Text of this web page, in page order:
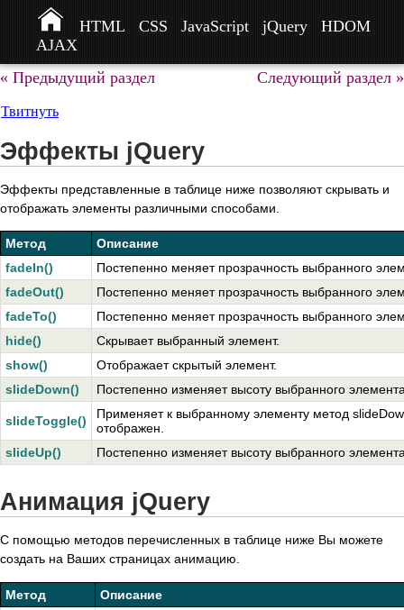
HTML CSS JavaScript jQuery
HDOM
AJAX
« Предыдущий раздел
Следующий раздел »
Твитнуть
Эффекты jQuery
Эффекты представленные в таблице ниже позволяют скрывать и
отображать элементы различными способами.
Метод
Описание
fadeIn()
Постепенно меняет прозрачность выбранного
fadeOut()
Постепенно меняет прозрачность выбранного
fadeTo()
Постепенно меняет прозрачность выбранного
hide()
Скрывает выбранный элемент.
show()
Отображает скрытый элемент.
slideDown()
Постепенно изменяет высоту выбранного
slideToggle()
Применяет к выбранному элементу метод
отображен.
slideUp()
Постепенно изменяет высоту выбранного
Анимация jQuery
С помощью методов перечисленных в таблице ниже Вы можете
создать на Ваших страницах анимацию.
Метод
Описание